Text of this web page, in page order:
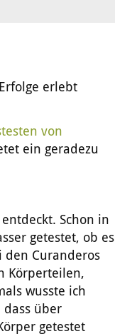
erlebt
von
ein geradezu
Schon in
getestet, ob es
Curanderos
Körperteilen,
wusste ich
über
getestet